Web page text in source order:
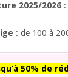
2025/2026
: de 100 à
50% de